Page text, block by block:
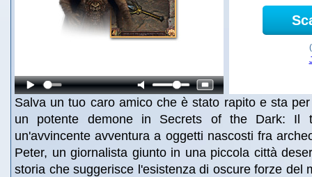
Salva un tuo caro amico che è stato rapito e sta
un potente demone in Secrets of the Dark: Il
un'avvincente avventura a oggetti nascosti fra
Peter, un giornalista giunto in una piccola città
storia che suggerisce l'esistenza di oscure forze del